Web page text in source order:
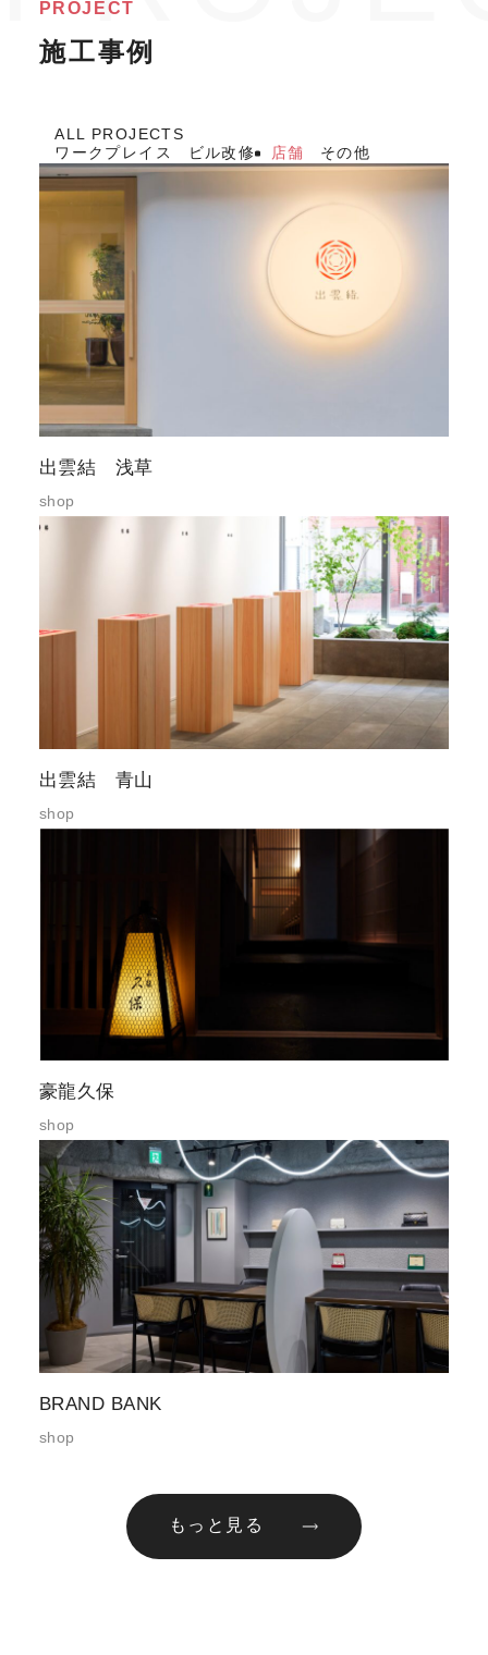
PROJECT
施工事例
ALL PROJECTS
ワークプレイス
ビル改修 店舗 その他
出雲結 浅草
shop
出雲結 青山
shop
豪龍久保
shop
BRAND BANK
shop
もっと見る